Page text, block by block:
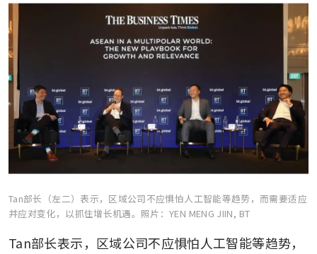
Tan部长（左二）表示，区域公司不应惧怕人工智能等趋势，而需要适应
并应对变化，以抓住增长机遇。 照片：YEN MENG JIIN, BT
Tan部长表示，区域公司不应惧怕人工智能等趋势，